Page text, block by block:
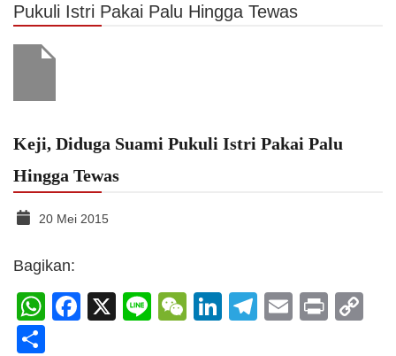
Pukuli Istri Pakai Palu Hingga Tewas
Keji, Diduga Suami Pukuli Istri Pakai Palu
Hingga Tewas
20 Mei 2015
Bagikan:
WhatsApp
Facebook
X LineWeChat
LinkedIn
Telegram
Email
Print